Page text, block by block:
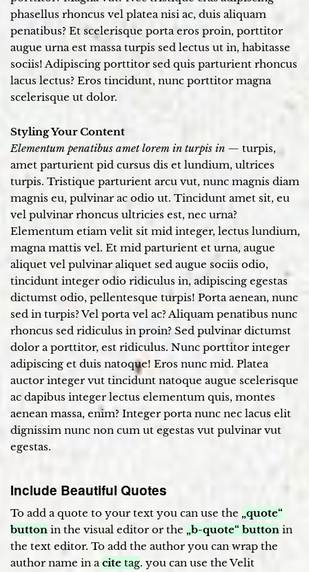
phasellus rhoncus vel platea nisi ac, duis aliquam
penatibus? Et scelerisque porta eros proin, porttitor
augue urna est massa turpis sed lectus ut in, habitasse
sociis! Adipiscing porttitor sed quis parturient rhoncus
lacus lectus? Eros tincidunt, nunc porttitor magna
scelerisque ut dolor.
Styling Your Content
Elementum penatibus amet lorem in turpis in — turpis,
amet parturient pid cursus dis et lundium, ultrices
turpis. Tristique parturient arcu vut, nunc magnis diam
magnis eu, pulvinar ac odio ut. Tincidunt amet sit, eu
vel pulvinar rhoncus ultricies est, nec urna?
Elementum etiam velit sit mid integer, lectus lundium,
magna mattis vel. Et mid parturient et urna, augue
aliquet vel pulvinar aliquet sed augue sociis odio,
tincidunt integer odio ridiculus in, adipiscing egestas
dictumst odio, pellentesque turpis! Porta aenean, nunc
sed in turpis? Vel porta vel ac? Aliquam penatibus nunc
rhoncus sed ridiculus in proin? Sed pulvinar dictumst
dolor a porttitor, est ridiculus. Nunc porttitor integer
adipiscing et duis natoque! Eros nunc mid. Platea
auctor integer vut tincidunt natoque augue scelerisque
ac dapibus integer lectus elementum quis, montes
aenean massa, enim? Integer porta nunc nec lacus elit
dignissim nunc non cum ut egestas vut pulvinar vut
egestas.
Include Beautiful Quotes
To add a quote to your text you can use the „quote“
button in the visual editor or the „b-quote“ button in
the text editor. To add the author you can wrap the
author name in acite tag. you can use the Velit